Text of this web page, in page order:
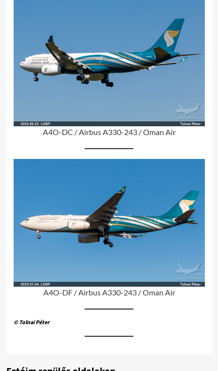
A4O-DC / Airbus A330-243 / Oman Air
A4O-DF / Airbus A330-243 / Oman Air
© Tolnai Péter